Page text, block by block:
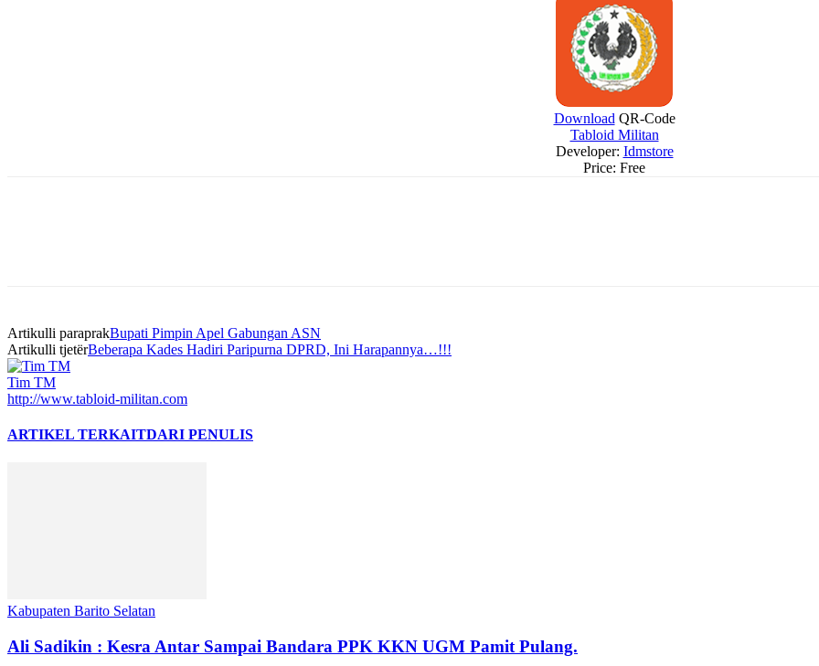
Download QR-Code
Tabloid Militan
Developer: Idmstore
Price: Free
Artikulli paraprakBupati Pimpin Apel Gabungan ASN
Artikulli tjetërBeberapa Kades Hadiri Paripurna DPRD, Ini Harapannya…!!!
Tim TM
http://www.tabloid-militan.com
ARTIKEL TERKAITDARI PENULIS
Kabupaten Barito Selatan
Ali Sadikin : Kesra Antar Sampai Bandara PPK KKN UGM Pamit Pulang.